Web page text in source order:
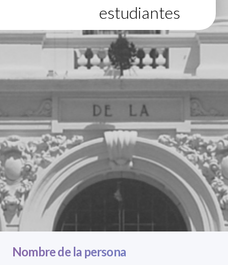
estudiantes
Nombre de la persona